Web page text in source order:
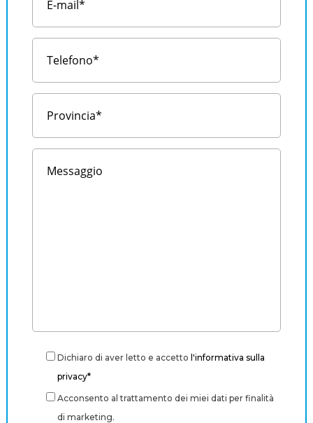
Dichiaro di aver letto e accetto l'informativa sulla
privacy*
Acconsento al trattamento dei miei dati per finalità
di marketing.